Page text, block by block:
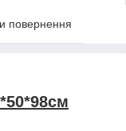
повернення